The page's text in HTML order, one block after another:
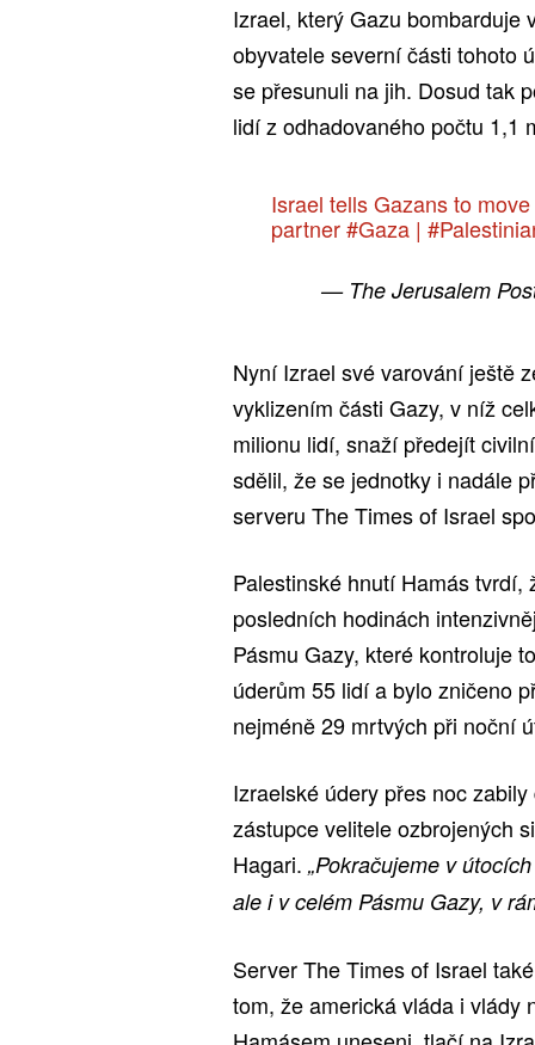
Izrael, který Gazu bombarduje
obyvatele severní části tohoto
se přesunuli na jih. Dosud tak
lidí z odhadovaného počtu 1,1
Israel tells Gazans to
partner#Gaza|
— The Jerusalem
Nyní Izrael své varování ještě
vyklizením části Gazy, v níž
milionu lidí, snaží předejít
sdělil, že se jednotky i nadále
serveru The Times of Israel
Palestinské hnutí Hamás tvrdí,
posledních hodinách
Pásmu Gazy, které kontroluje
úderům 55 lidí a bylo zničeno
nejméně 29 mrtvých při noční
Izraelské údery přes noc
zástupce velitele ozbrojených
Hagari. „Pokračujeme v
ale i v celém Pásmu Gazy, v
Server The Times of Israel
tom, že americká vláda i vlády